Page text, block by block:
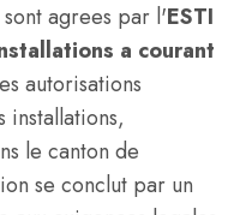
agrees par l'ESTI
a courant
autorisations
installations,
le canton de
se conclut par un